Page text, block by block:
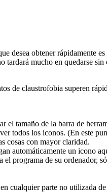
desea obtener rápidamente es
mucho en quedarse sin
de claustrofobia superen
el tamaño de la barra de
todos los iconos. (En este
cosas con mayor claridad.
automáticamente un icono
programa de su ordenador,
cualquier parte no utilizada de